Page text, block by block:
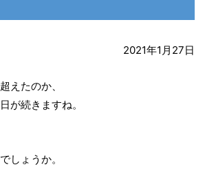
2021年1月27日
えたのか、
が続きますね。
しょうか。